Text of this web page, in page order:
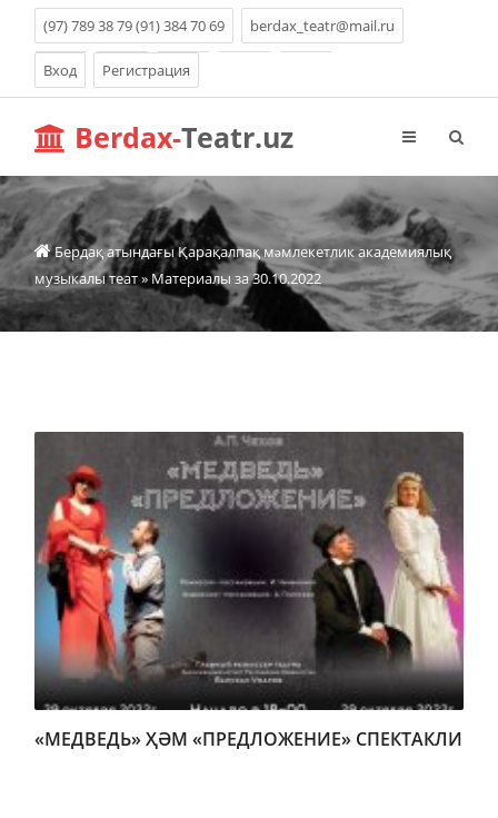
(97) 789 38 79 (91) 384 70 69 berdax_teatr@mail.ru
Вход Регистрация
Berdax-Teatr.uz
Бердақ атындағы Қарақалпақ мəмлекетлик академиялық
музыкалы теат» Материалы за 30.10.2022
«МЕДВЕДЬ» ҲӘМ «ПРЕДЛОЖЕНИЕ» СПЕКТАКЛИ